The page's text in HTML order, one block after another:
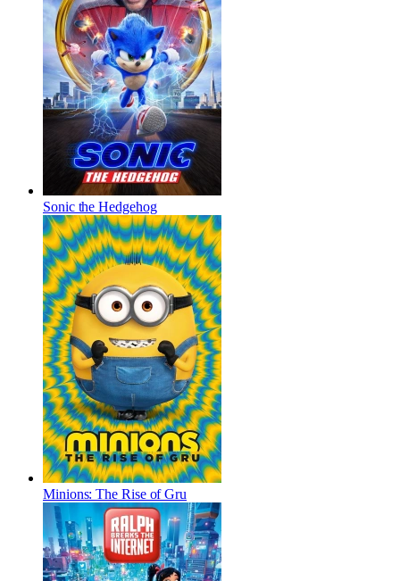
Sonic the Hedgehog
Minions: The Rise of Gru